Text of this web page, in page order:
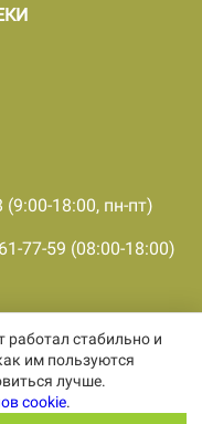
18:00, пн-пт)
77-59 (08:00-18:00)
ООО «ПКМФ «Ольвия-
КПП 930301001
стабильно и
им пользуются
лучше.
cookie.